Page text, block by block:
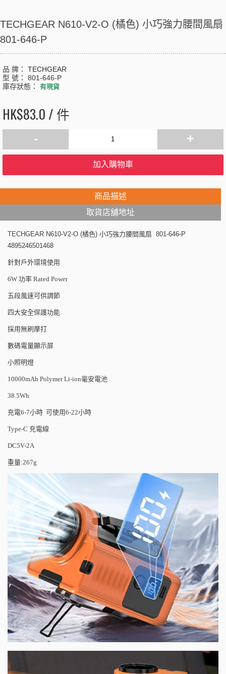
TECHGEAR N610-V2-O (橘色) 小巧強力腰間風扇
801-646-P
品 牌： TECHGEAR
型 號： 801-646-P
庫存狀態： 有現貨
HK$83.0 / 件
- +
加入購物車
商品描述
取貨店舖地址
TECHGEAR N610-V2-O (橘色) 小巧強力腰間風扇 801-646-P
4895246501468
針對戶外環境使用
6W 功率 Rated Power
五段風速可供調節
四大安全保護功能
採用無刷摩打
數碼電量顯示屏
小照明燈
10000mAh Polymer Li-ion毫安電池
38.5Wh
充電6-7小時 可使用6-22小時
Type-C 充電線
DC5V-2A
重量:267g